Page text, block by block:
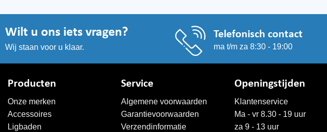
Wilt u ons iets vragen?
Wij staan voor u klaar.
Telefonisch contact
ma t/m za 8:30 - 19:00
Producten
Onze merken
Accessoires
Ligbaden
Service
Algemene voorwaarden
Garantievoorwaarden
Verzendinformatie
Openingstijden
Klantenservice
Ma - vr 8.30 - 19 uur
za 9 - 13 uur